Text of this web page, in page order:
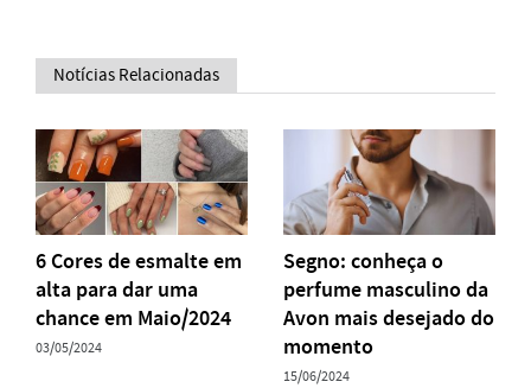
Notícias Relacionadas
6 Cores de esmalte em
alta para dar uma
chance em Maio/2024
03/05/2024
Segno: conheça o
perfume masculino da
Avon mais desejado do
momento
15/06/2024